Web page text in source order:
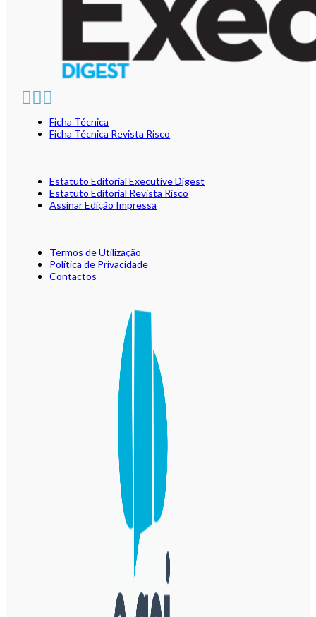
Ficha Técnica
Ficha Técnica Revista Risco
Estatuto Editorial Executive Digest
Estatuto Editorial Revista Risco
Assinar Edição Impressa
Termos de Utilização
Política de Privacidade
Contactos